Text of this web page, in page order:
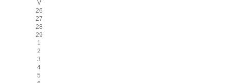
V
26
27
28
29
1
2
3
4
5